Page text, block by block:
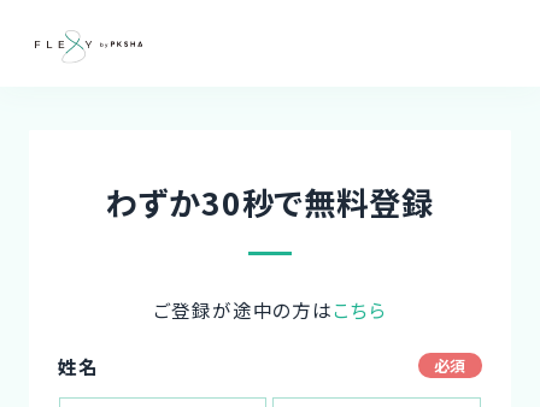
わずか30秒で無料登録
ご登録が途中の方はこちら
姓名